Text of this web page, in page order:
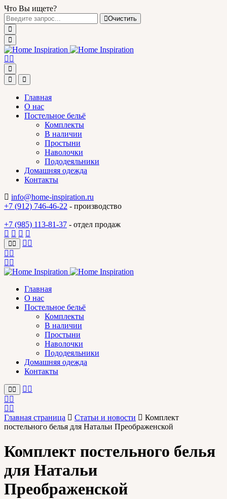
Что Вы ищете?
Очистить
Главная
О нас
Постельное бельё
Комплекты
В наличии
Простыни
Наволочки
Пододеяльники
Домашняя одежда
Контакты
info@home-inspiration.ru
+7 (912) 746-46-22 - производство
+7 (985) 113-81-37 - отдел продаж
Главная
О нас
Постельное бельё
Комплекты
В наличии
Простыни
Наволочки
Пододеяльники
Домашняя одежда
Контакты
Главная страница Статьи и новости
Комплект
постельного белья для Натальи Преображенской
Комплект постельного белья
для Натальи
Преображенской